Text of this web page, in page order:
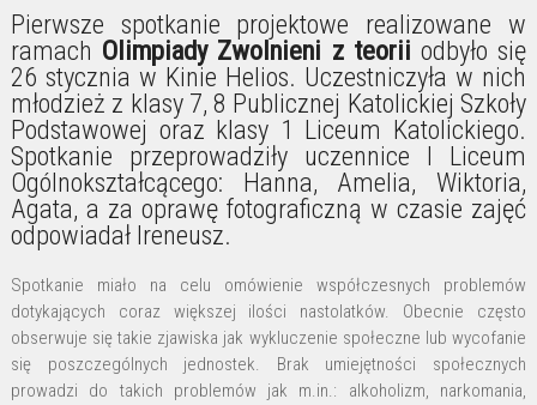
Teen
Problems
Pierwsze spotkanie projektowe realizowane w
ramach Olimpiady Zwolnieni z teorii odbyło się
26 stycznia w Kinie Helios. Uczestniczyła w nich
młodzież z klasy 7, 8 Publicznej Katolickiej Szkoły
Podstawowej oraz klasy 1 Liceum Katolickiego.
Spotkanie przeprowadziły uczennice I Liceum
Ogólnokształcącego: Hanna, Amelia, Wiktoria,
Agata, a za oprawę fotograficzną w czasie zajęć
odpowiadał Ireneusz.
Spotkanie miało na celu omówienie współczesnych problemów
dotykających coraz większej ilości nastolatków. Obecnie często
obserwuje się takie zjawiska jak wykluczenie społeczne lub wycofanie
się poszczególnych jednostek. Brak umiejętności społecznych
prowadzi do takich problemów jak m.in.: alkoholizm, narkomania,